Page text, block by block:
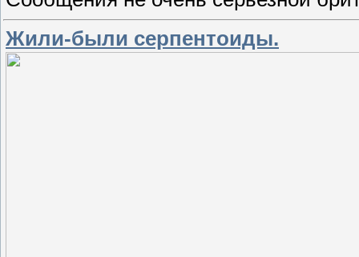
Жили-были серпентоиды.